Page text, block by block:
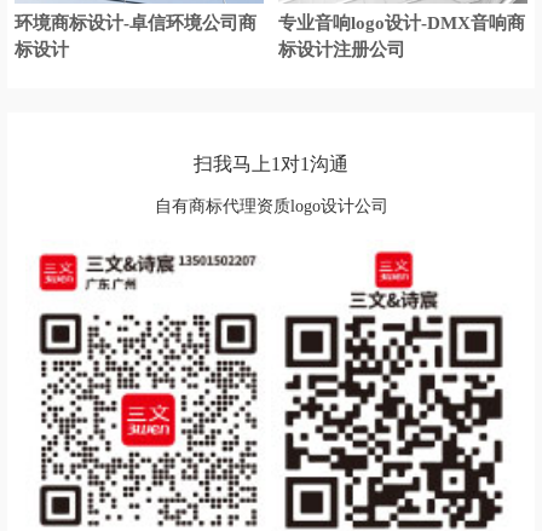
家庭音响logo设计 建材logo设计
家私logo设计 家具logo设计
集团公司logo设计
教育logo设计 俱乐部logo设计
客车logo设计 开关插座logo设计
快递logo设计 快捷酒店logo设计
会计师logo设计 科技大学logo设计
蓝色logo设计 零食logo设计
烈酒logo设计 轮胎logo设计
路由器logo设计 零售logo设计
环境商标设计-卓信环境公司商
标设计
专业音响logo设计-DMX音响商
标设计注册公司
扫我马上1对1沟通
自有商标代理资质logo设计公司